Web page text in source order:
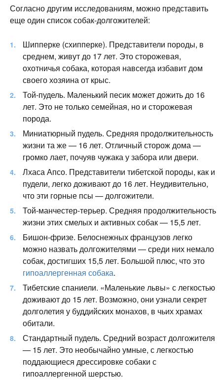
Согласно другим исследованиям, можно представить
еще один список собак-долгожителей:
Шипперке (схипперке). Представители породы, в
среднем, живут до 17 лет. Это сторожевая,
охотничья собака, которая навсегда избавит дом
своего хозяина от крыс.
Той-пудель. Маленький песик может дожить до 16
лет. Это не только семейная, но и сторожевая
порода.
Миниатюрный пудель. Средняя продолжительность
жизни та же — 16 лет. Отличный сторож дома —
громко лает, почуяв чужака у забора или двери.
Лхаса Апсо. Представители тибетской породы, как и
пудели, легко доживают до 16 лет. Неудивительно,
что эти горные псы — долгожители.
Той-манчестер-терьер. Средняя продолжительность
жизни этих смелых и активных собак — 15,5 лет.
Бишон-фризе. Белоснежных французов легко
можно назвать долгожителями — среди них немало
собак, достигших 15,5 лет. Большой плюс, что это
гипоаллергенная собака.
Тибетские спаниели. «Маленькие львы» с легкостью
доживают до 15 лет. Возможно, они узнали секрет
долголетия у буддийских монахов, в чьих храмах
обитали.
Стандартный пудель. Средний возраст долгожителя
— 15 лет. Это необычайно умные, с легкостью
поддающиеся дрессировке собаки с
гипоаллергенной шерстью.